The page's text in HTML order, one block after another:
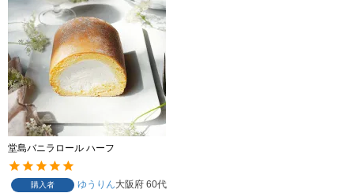
堂島バニラロール ハーフ
購入者 ゆうりん大阪府 60代